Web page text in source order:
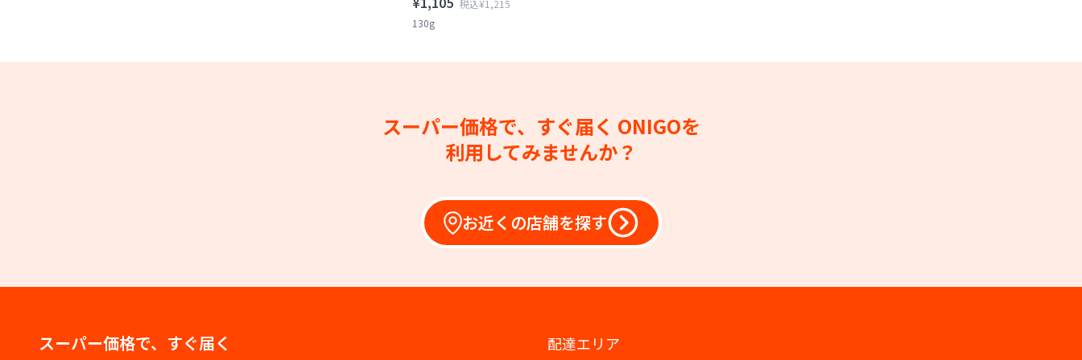
税込¥1,215
130g
スーパー価格で、すぐ届く ONIGOを
利用してみませんか？
お近くの店舗を探す
スーパー価格で、すぐ届く
配達エリア